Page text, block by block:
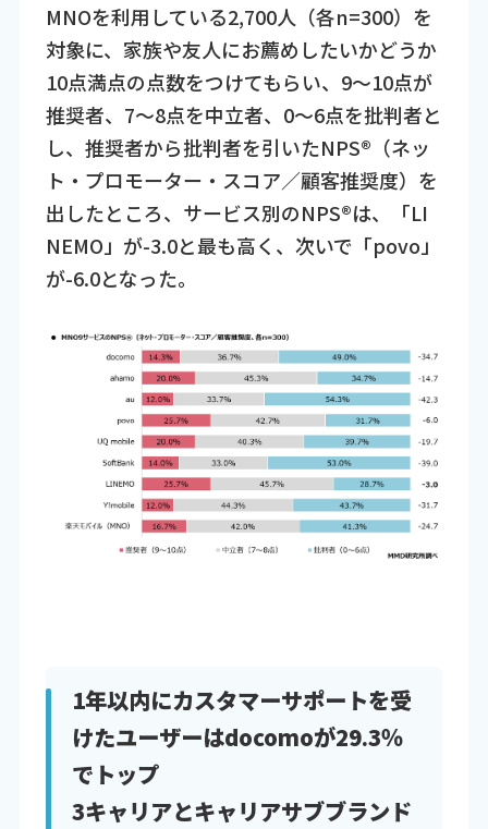
MNOを利用している2,700人（各n=300）を
対象に、家族や友人にお薦めしたいかどうか
10点満点の点数をつけてもらい、9～10点が
推奨者、7～8点を中立者、0～6点を批判者と
し、推奨者から批判者を引いたNPS®（ネッ
ト・プロモーター・スコア／顧客推奨度）を
出したところ、サービス別のNPS®は、「LI
NEMO」が-3.0と最も高く、次いで「povo」
が-6.0となった。
1年以内にカスタマーサポートを受
けたユーザーはdocomoが29.3％
でトップ
3キャリアとキャリアサブブランド